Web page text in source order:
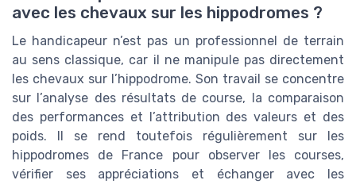
avec les chevaux sur les hippodromes ?
Le handicapeur n’est pas un professionnel de terrain
au sens classique, car il ne manipule pas directement
les chevaux sur l’hippodrome. Son travail se concentre
sur l’analyse des résultats de course, la comparaison
des performances et l’attribution des valeurs et des
poids. Il se rend toutefois régulièrement sur les
hippodromes de France pour observer les courses,
vérifier ses appréciations et échanger avec les